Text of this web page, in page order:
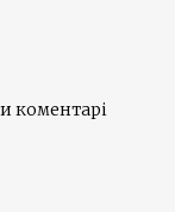
коментарі